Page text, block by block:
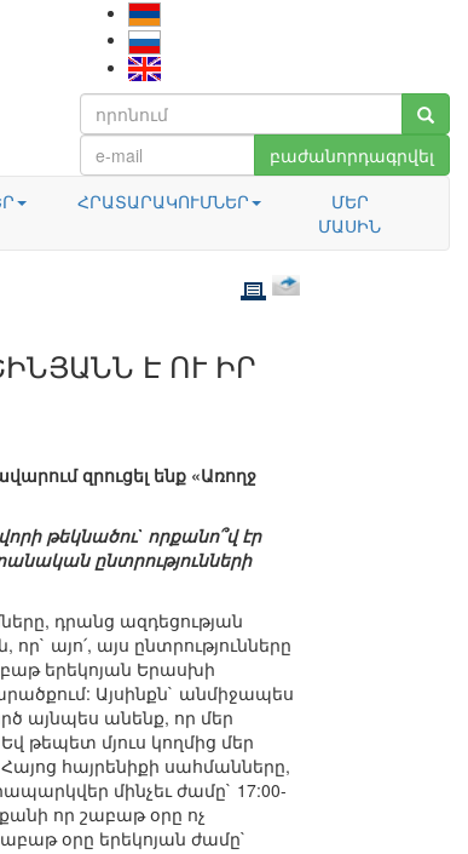
բաժանորդագրվել
ՀՐԱՏԱՐԱԿՈՒՄՆԵՐ
ՄԵՐ
ՄԱՍԻՆ
Է ՈՒ ԻՐ
զրուցել ենք «Առողջ
թեկնածու` որքանո՞վ էր
ընտրությունների
դրանց ազդեցության
այո՛, այս ընտրությունները
երեկոյան Երասխի
Այսինքն` անմիջապես
այնպես անենք, որ մեր
թեպետ մյուս կողմից մեր
հայրենիքի սահմանները,
մինչեւ ժամը` 17:00-
որ շաբաթ օրը ոչ
օրը երեկոյան ժամը`